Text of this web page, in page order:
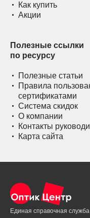
Как купить
Акции
Полезные ссылки
по ресурсу
Полезные статьи
Правила
сертификатами
Система скидок
О компании
Контакты
Карта сайта
Единая справочная служба